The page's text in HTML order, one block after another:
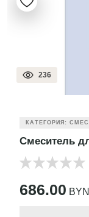
236
КАТЕГОРИЯ:
Смеситель
686.00